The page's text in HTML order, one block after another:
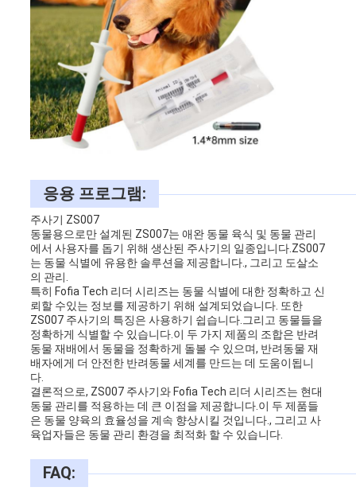
응용 프로그램:
주사기 ZS007
동물용으로만 설계된 ZS007는 애완 동물 육식 및 동물 관리
에서 사용자를 돕기 위해 생산된 주사기의 일종입니다.ZS007
는 동물 식별에 유용한 솔루션을 제공합니다., 그리고 도살소
의 관리.
특히 Fofia Tech 리더 시리즈는 동물 식별에 대한 정확하고 신
뢰할 수있는 정보를 제공하기 위해 설계되었습니다. 또한
ZS007 주사기의 특징은 사용하기 쉽습니다.그리고 동물들을
정확하게 식별할 수 있습니다.이 두 가지 제품의 조합은 반려
동물 재배에서 동물을 정확하게 돌볼 수 있으며, 반려동물 재
배자에게 더 안전한 반려동물 세계를 만드는 데 도움이됩니
다.
결론적으로, ZS007 주사기와 Fofia Tech 리더 시리즈는 현대
동물 관리를 적용하는 데 큰 이점을 제공합니다.이 두 제품들
은 동물 양육의 효율성을 계속 향상시킬 것입니다., 그리고 사
육업자들은 동물 관리 환경을 최적화 할 수 있습니다.
FAQ: